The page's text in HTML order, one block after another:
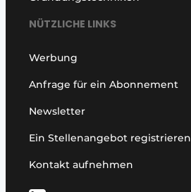
NÜTZLICHE LINKS
Werbung
Anfrage für ein Abonnement
Newsletter
Ein Stellenangebot registrieren
Kontakt aufnehmen